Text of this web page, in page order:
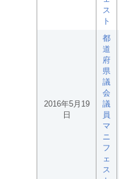
ス
ト
2016年5月19
日
都
道
府
県
議
会
議
員
マ
ニ
フ
ェ
ス